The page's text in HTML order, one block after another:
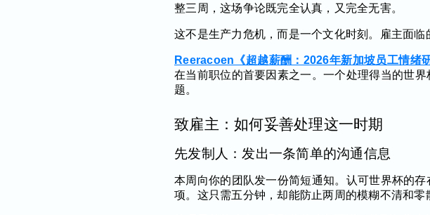
整三周，这场争论既完全认真，又完全无害。
这不是生产力危机，而是一个文化时刻。雇主面临
Reeracoen《超越薪酬：2026年新加坡员工情绪研
在当前职位的首要因素之一。一个处理得当的世
题。
致雇主：如何妥善处理这一时期
先发制人：发出一条简单的沟通信息
本周向你的团队发一份简短通知。认可世界杯的
项。这只需五分钟，却能防止两周的模糊不清和零